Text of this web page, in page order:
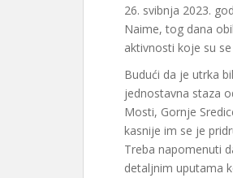
26. svibnja 2023.
Naime, tog dana
aktivnosti koje su
Budući da je utrka
jednostavna staza
Mosti, Gornje
kasnije im se je
Treba napomenuti
detaljnim uputama